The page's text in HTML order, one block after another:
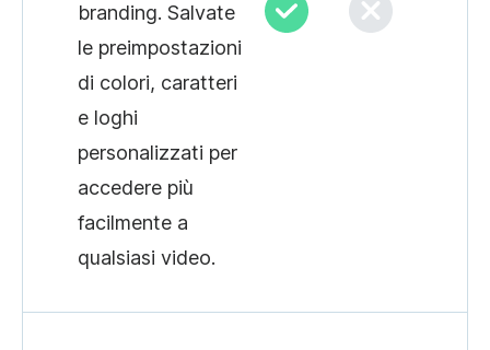
branding. Salvate
le preimpostazioni
di colori, caratteri
e loghi
personalizzati per
accedere più
facilmente a
qualsiasi video.